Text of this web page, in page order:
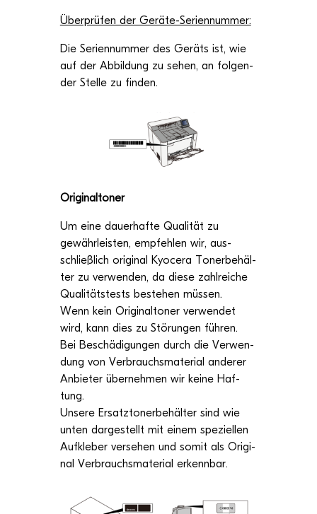
Über­prü­fen der Geräte-Seriennummer:
Die Seri­en­num­mer des Geräts ist, wie
auf der Abbil­dung zu sehen, an fol­gen­
der Stelle zu finden.
Ori­gi­nal­to­ner
Um eine dau­er­hafte Qua­li­tät zu
gewähr­leis­ten, emp­feh­len wir, aus­
schließ­lich ori­gi­nal Kyocera Toner­be­häl­
ter zu ver­wen­den, da diese zahl­rei­che
Qua­li­täts­tests bestehen müs­sen.
Wenn kein Ori­gi­nal­to­ner ver­wen­det
wird, kann dies zu Stö­run­gen füh­ren.
Bei Beschä­di­gun­gen durch die Ver­wen­
dung von Ver­brauchs­ma­te­rial ande­rer
Anbie­ter über­neh­men wir keine Haf­
tung.
Unsere Ersatz­to­ner­be­häl­ter sind wie
unten dar­ge­stellt mit einem spe­zi­el­len
Auf­kle­ber ver­se­hen und somit als Ori­gi­
nal Ver­brauchs­ma­te­rial erkennbar.